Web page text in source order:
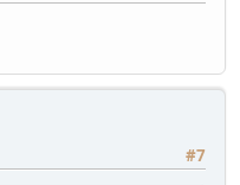
#7